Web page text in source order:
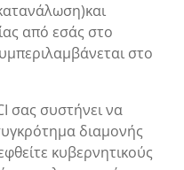
από εσάς στο
στο
σας συστήνει να
διαμονής
κυβερνητικούς